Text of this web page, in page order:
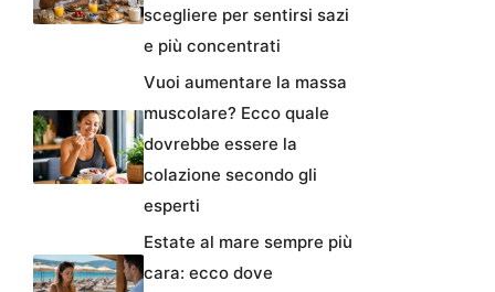
scegliere per sentirsi sazi
e più concentrati
Vuoi aumentare la massa
muscolare? Ecco quale
dovrebbe essere la
colazione secondo gli
esperti
Estate al mare sempre più
cara: ecco dove